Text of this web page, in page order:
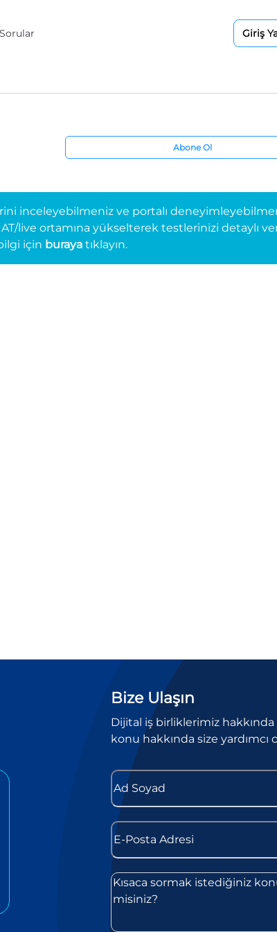
Giriş
Abone Ol
inceleyebilmeniz ve portalı
live ortamına yükselterek testlerinizi detaylı
için buraya tıklayın.
Bize Ulaşın
Dijital iş birliklerimiz
konu hakkında size yardımcı